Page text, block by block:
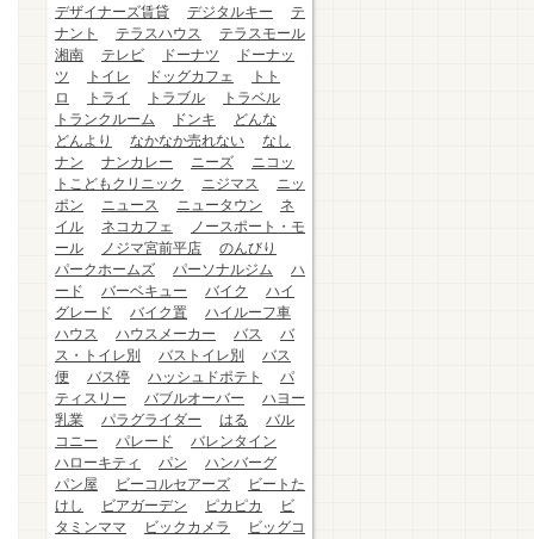
デザイナーズ賃貸
デジタルキー
テ
ナント
テラスハウス
テラスモール
湘南
テレビ ドーナツ
ドーナッ
ツ
トイレ ドッグカフェ
トト
ロ
トライ トラブル
トラベル
トランクルーム
ドンキ
どんな
どんより
なかなか売れない
なし
ナン
ナンカレー ニーズ
ニコッ
トこどもクリニック
ニジマス
ニッ
ポン
ニュース ニュータウン
ネ
イル
ネコカフェ
ノースポート・モ
ール
ノジマ宮前平店
のんびり
パークホームズ
パーソナルジム
ハ
ード
バーベキュー バイク
ハイ
グレード
バイク置
ハイルーフ車
ハウス
ハウスメーカー バス
バ
ス・トイレ別
バストイレ別
バス
便
バス停 ハッシュドポテト
パ
ティスリー
バブルオーバー
ハヨー
乳業
パラグライダー はる
バル
コニー
パレード
バレンタイン
ハローキティ
パン
ハンバーグ
パン屋
ビーコルセアーズ
ビートた
けし
ビアガーデン ピカピカ
ビ
タミンママ
ビックカメラ
ビッグコ